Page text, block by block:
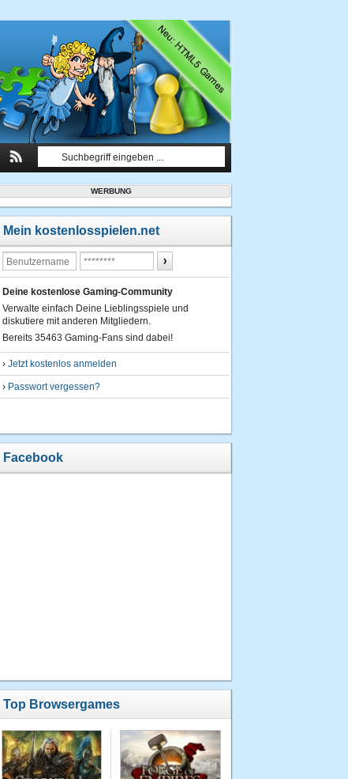
WERBUNG
Mein kostenlosspielen.net
Deine kostenlose Gaming-Community
Verwalte einfach Deine Lieblingsspiele und
diskutiere mit anderen Mitgliedern.
Bereits 35463 Gaming-Fans sind dabei!
› Jetzt kostenlos anmelden
› Passwort vergessen?
Facebook
Top Browsergames